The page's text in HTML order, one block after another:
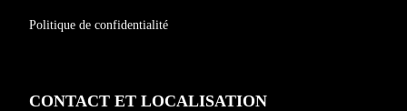
Politique de confidentialité
CONTACT ET LOCALISATION